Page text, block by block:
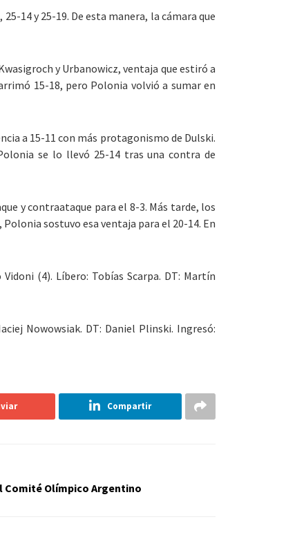
14 y 25-19. De esta manera, la cámara que
y Urbanowicz, ventaja que estiró a
15-18, pero Polonia volvió a sumar en
a 15-11 con más protagonismo de Dulski.
se lo llevó 25-14 tras una contra de
y contraataque para el 8-3. Más tarde, los
sostuvo esa ventaja para el 20-14. En
(4). Líbero: Tobías Scarpa. DT: Martín
Nowowsiak. DT: Daniel Plinski. Ingresó:
Compartir
Comité Olímpico Argentino